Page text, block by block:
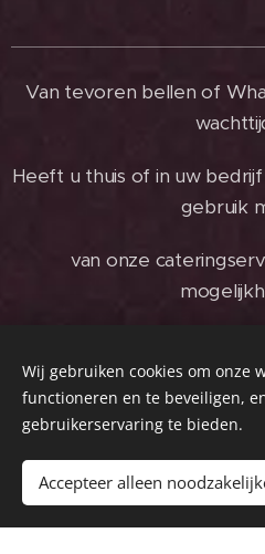
Van tevoren bellen of
Heeft u thuis of in uw
gebruik
van onze
Bedankt voor uw
binnenkort
Wij gebruiken cookies om onze
functioneren en te beveiligen,
gebruikerservaring te bieden.
Accepteer alleen